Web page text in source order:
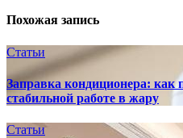
Похожая запись
Статьи
Заправка кондиционера: как
стабильной работе в жару
Статьи